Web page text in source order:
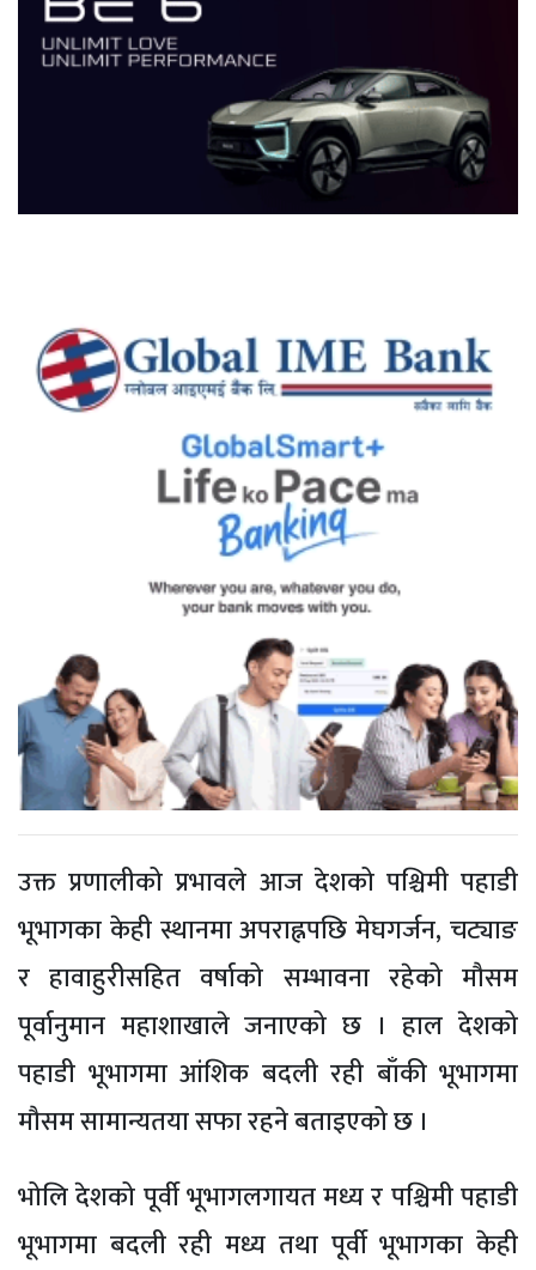
उक्त प्रणालीको प्रभावले आज देशको पश्चिमी पहाडी
भूभागका केही स्थानमा अपराह्नपछि मेघगर्जन, चट्याङ
र हावाहुरीसहित वर्षाको सम्भावना रहेको मौसम
पूर्वानुमान महाशाखाले जनाएको छ । हाल देशको
पहाडी भूभागमा आंशिक बदली रही बाँकी भूभागमा
मौसम सामान्यतया सफा रहने बताइएको छ ।
भोलि देशको पूर्वी भूभागलगायत मध्य र पश्चिमी पहाडी
भूभागमा बदली रही मध्य तथा पूर्वी भूभागका केही